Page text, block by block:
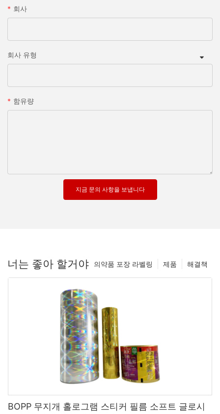
회사
회사 유형
함유량
지금 문의 사항을 보냅니다
너는 좋아 할거야 해결책
제품
의약품 포장 라벨링
BOPP 무지개 홀로그램 스티커 필름 소프트 글로시